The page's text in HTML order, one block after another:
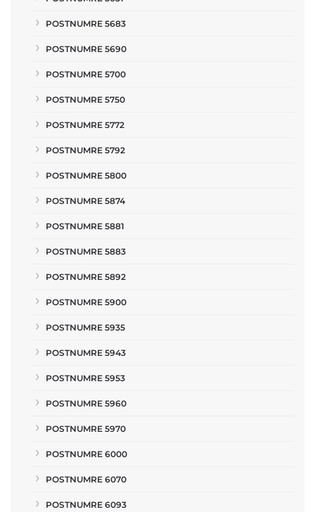
POSTNUMRE 5683
POSTNUMRE 5690
POSTNUMRE 5700
POSTNUMRE 5750
POSTNUMRE 5772
POSTNUMRE 5792
POSTNUMRE 5800
POSTNUMRE 5874
POSTNUMRE 5881
POSTNUMRE 5883
POSTNUMRE 5892
POSTNUMRE 5900
POSTNUMRE 5935
POSTNUMRE 5943
POSTNUMRE 5953
POSTNUMRE 5960
POSTNUMRE 5970
POSTNUMRE 6000
POSTNUMRE 6070
POSTNUMRE 6093